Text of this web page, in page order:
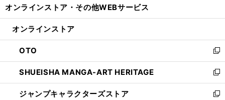
開
ン
ウ
で
開
く
ウ
ン
ド
ウ
で
開
く
オンラインストア・ その他WEBサービス
オンラインストア
OTO
新
し
い
ウ
ィ
SHUEISHA MANGA-ART HERITAGE
新
し
い
ジャンプキャラクターズストア
新